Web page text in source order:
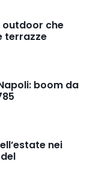
outdoor che
terrazze
boom da
nei